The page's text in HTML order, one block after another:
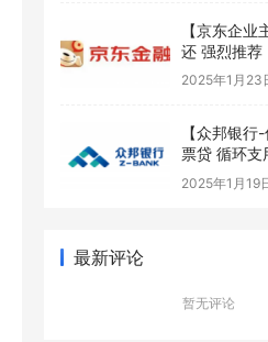
【京东企业
还 强烈推荐
2025年1月23
【众邦银
票贷 循环支
2025年1月19
最新评论
暂无评论